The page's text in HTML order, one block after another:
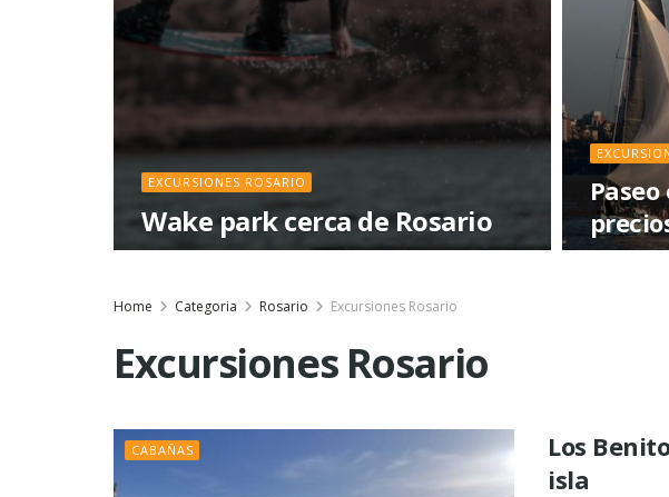
EXCURSIONES ROSARIO
Wake park cerca de Rosario
Home Categoria Rosario Excursiones Rosario
Excursiones Rosario
CABAÑAS
Los
isla